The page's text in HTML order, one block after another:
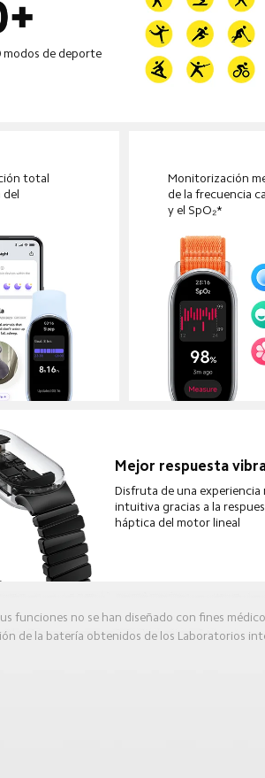
modos de deporte
total
Monitorización
de la frecuencia
y el SpO₂*
Mejor respuesta
Disfruta de una experiencia
intuitiva gracias a la
háptica del motor lineal
funciones no se han diseñado con fines
de la batería obtenidos de los Laboratorios